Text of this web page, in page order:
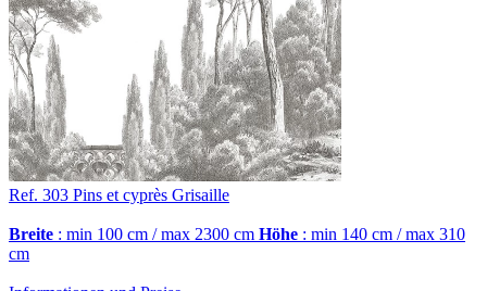
Ref. 303 Pins et cyprès Grisaille
Breite : min 100 cm / max 2300 cm Höhe : min 140 cm / max 310
cm